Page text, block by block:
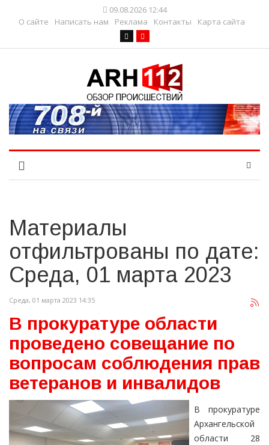
09.08.2026 12:44
О сайте
Написать нам Реклама Контакты Карта сайта
Материалы
отфильтрованы по дате:
Среда, 01 марта 2023
Среда, 01 марта 2023 14:35
В прокуратуре области
проведено совещание по
вопросам соблюдения прав
ветеранов и инвалидов
В прокуратуре
Архангельской
области 28